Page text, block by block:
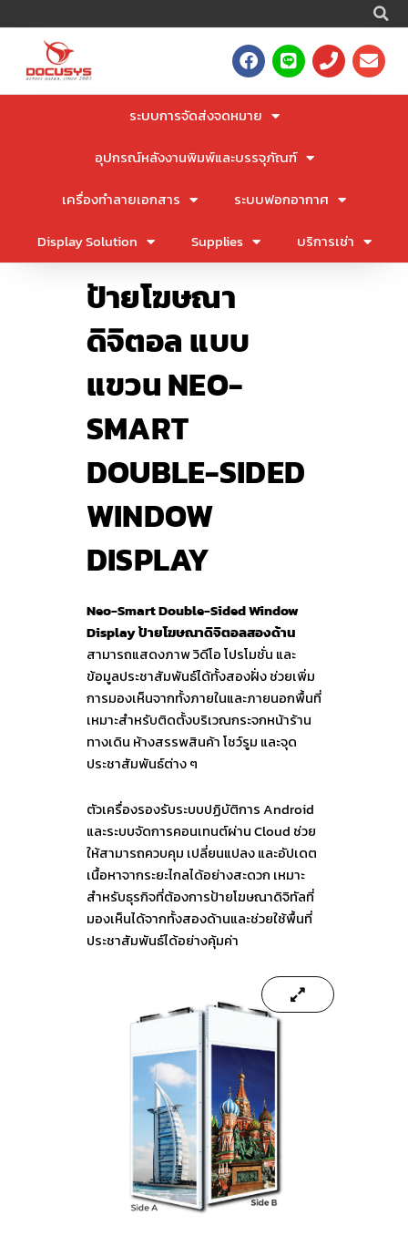
to
F
a
c
e
b
o
L
i
n
P
h
o
E
n
v
ระบบการจัดส่งจดหมาย
อุปกรณ์หลังงานพิมพ์และบรรจุภัณฑ์
เครื่องทำลายเอกสาร
ระบบฟอกอากาศ
Display Solution
Supplies บริการเช่า
ป้ายโฆษณา
ดิจิตอล แบบ
แขวน NEO-
SMART
DOUBLE-SIDED
WINDOW
DISPLAY
Neo-Smart Double-Sided Window
Display ป้ายโฆษณาดิจิตอลสองด้าน
สามารถแสดงภาพ วิดีโอ โปรโมชั่น และ
ข้อมูลประชาสัมพันธ์ได้ทั้งสองฝั่ง ช่วยเพิ่ม
การมองเห็นจากทั้งภายในและภายนอกพื้นที่
เหมาะสำหรับติดตั้งบริเวณกระจกหน้าร้าน
ทางเดิน ห้างสรรพสินค้า โชว์รูม และจุด
ประชาสัมพันธ์ต่าง ๆ
ตัวเครื่องรองรับระบบปฏิบัติการ Android
และระบบจัดการคอนเทนต์ผ่าน Cloud ช่วย
ให้สามารถควบคุม เปลี่ยนแปลง และอัปเดต
เนื้อหาจากระยะไกลได้อย่างสะดวก เหมาะ
สำหรับธุรกิจที่ต้องการป้ายโฆษณาดิจิทัลที่
มองเห็นได้จากทั้งสองด้านและช่วยใช้พื้นที่
ประชาสัมพันธ์ได้อย่างคุ้มค่า